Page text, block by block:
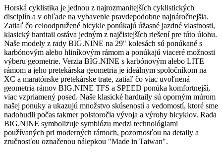
Horská cyklistika je jednou z najrozmanitejších cyklistických
disciplín a v ohľade na vybavenie pravdepodobne najnáročnejšia.
Zatiaľ čo celoodpružené bicykle ponúkajú úžasné jazdné vlastnosti,
klasický hardtail ostáva jedným z najčistejších riešení pre túto úlohu.
Naše modely z rady BIG.NINE na 29" kolesách sú ponúkané s
karbónovým alebo hliníkovým rámom a ponúkajú viaceré možnosti
výberu geometrie. Verzia BIG.NINE s karbónovým alebo LITE
rámom a jeho pretekárska geometria je ideálnym spoločníkom na
XC a maratónske pretekárske trate, zatiaľ čo viac uvoľnená
geometria rámov BIG.NINE TFS a SPEED ponúka komfortnejší,
viac vzpriamený posed. Naše klasické hardtaily sú oporným múrom
našej ponuky a ukazujú množstvo skúseností a vedomostí, ktoré sme
nadobudli počas takmer polstoročia vývoja a výroby bicyklov. Rada
BIG.NINE symbolizuje symbiózu medzi technológiami
používaných pri moderných rámoch, pozornosťou na detaily a
zručnosťou označenou nálepkou "Made in Taiwan".